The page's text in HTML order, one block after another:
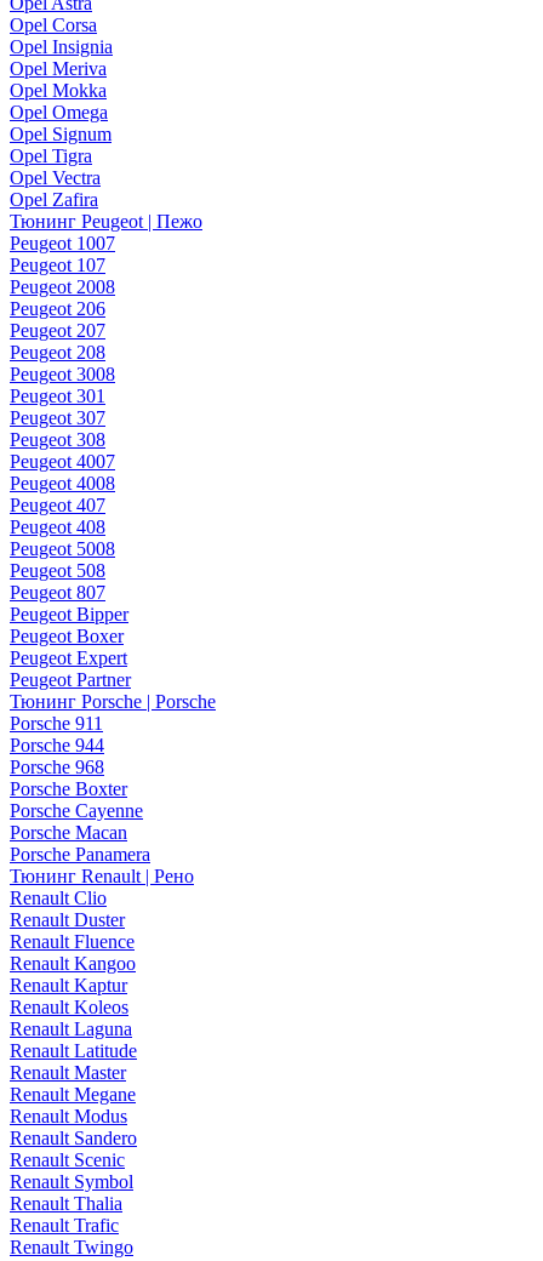
Opel Corsa
Opel Insignia
Opel Meriva
Opel Mokka
Opel Omega
Opel Signum
Opel Tigra
Opel Vectra
Opel Zafira
Тюнинг Peugeot | Пежо
Peugeot 1007
Peugeot 107
Peugeot 2008
Peugeot 206
Peugeot 207
Peugeot 208
Peugeot 3008
Peugeot 301
Peugeot 307
Peugeot 308
Peugeot 4007
Peugeot 4008
Peugeot 407
Peugeot 408
Peugeot 5008
Peugeot 508
Peugeot 807
Peugeot Bipper
Peugeot Boxer
Peugeot Expert
Peugeot Partner
Тюнинг Porsche | Porsche
Porsche 911
Porsche 944
Porsche 968
Porsche Boxter
Porsche Cayenne
Porsche Macan
Porsche Panamera
Тюнинг Renault | Рено
Renault Clio
Renault Duster
Renault Fluence
Renault Kangoo
Renault Kaptur
Renault Koleos
Renault Laguna
Renault Latitude
Renault Master
Renault Megane
Renault Modus
Renault Sandero
Renault Scenic
Renault Symbol
Renault Thalia
Renault Trafic
Renault Twingo